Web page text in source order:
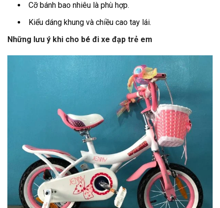
Cỡ bánh bao nhiêu là phù hợp.
Kiểu dáng khung và chiều cao tay lái.
Những lưu ý khi cho bé đi xe đạp trẻ em